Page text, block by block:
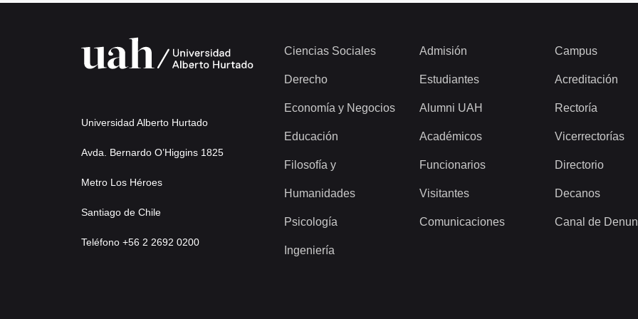
Universidad Alberto Hurtado
Avda. Bernardo O’Higgins 1825
Metro Los Héroes
Santiago de Chile
Teléfono +56 2 2692 0200
Ciencias Sociales
Derecho
Economía y Negocios
Educación
Filosofía y
Humanidades
Psicología
Ingeniería
Admisión
Estudiantes
Alumni UAH
Académicos
Funcionarios
Visitantes
Comunicaciones
Campus
Acreditación
Rectoría
Vicerrectorías
Directorio
Decanos
Canal de